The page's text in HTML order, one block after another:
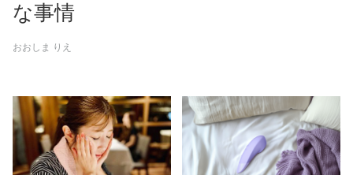
な事情
おおしま りえ